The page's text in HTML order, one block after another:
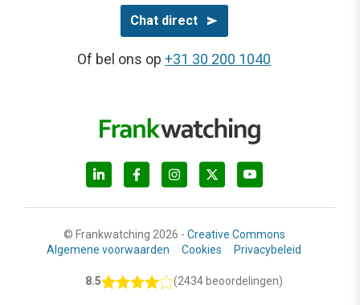
Chat direct
Of bel ons op +31 30 200 1040
© Frankwatching 2026 - Creative Commons
Algemene voorwaarden
Cookies Privacybeleid
8.5 (2434 beoordelingen)